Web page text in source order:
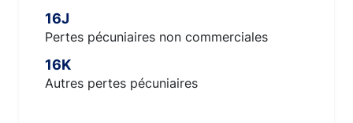
16J
Pertes pécuniaires non commerciales
16K
Autres pertes pécuniaires